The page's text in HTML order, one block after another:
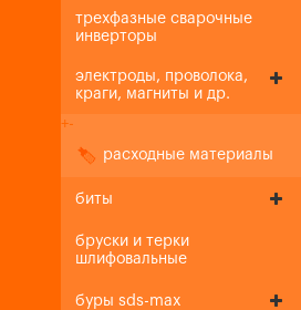
трехфазные сварочные
инверторы
электроды, проволока,
краги, магниты и др.
+-
расходные материалы
биты
бруски и терки
шлифовальные
буры sds-max